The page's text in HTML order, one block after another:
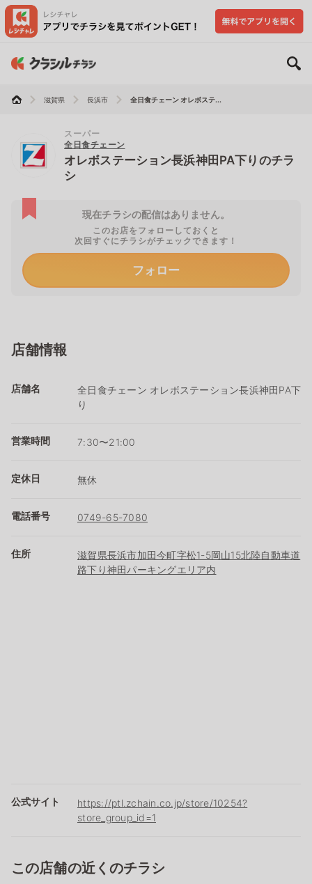
滋賀県 長浜市 全日食チェーン オレボステ...
スーパー
全日食チェーン
オレボステーション長浜神田PA下りのチラ
シ
現在チラシの配信はありません。
このお店をフォローしておくと
次回すぐにチラシがチェックできます！
フォロー
店舗情報
店舗名
全日食チェーン オレボステーション長浜神田PA下
り
営業時間 7:30〜21:00
定休日 無休
電話番号 0749-65-7080
住所
滋賀県長浜市加田今町字松1-5岡山15北陸自動車道
路下り神田パーキングエリア内
公式サイト
https://ptl.zchain.co.jp/store/10254?
store_group_id=1
この店舗の近くのチラシ